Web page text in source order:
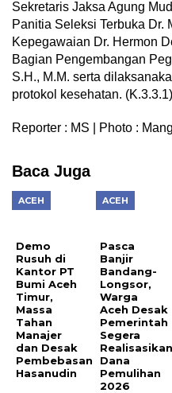
Sekretaris Jaksa Agung
Panitia Seleksi Terbuka Dr.
Kepegawaian Dr. Hermon
Bagian Pengembangan
S.H., M.M. serta
protokol kesehatan. (K.3.3.1)
Reporter : MS | Photo :
Baca Juga
ACEH
Demo
Rusuh di
Kantor PT
Bumi Aceh
Timur,
Massa
Tahan
Manajer
dan Desak
Pembebasan
Hasanudin
ACEH
Pasca
Banjir
Bandang-
Longsor,
Warga
Aceh Desak
Pemerintah
Segera
Realisasikan
Dana
Pemulihan
2026